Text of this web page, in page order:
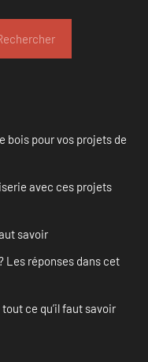
bois pour vos projets de
avec ces projets
savoir
Les réponses dans cet
ce qu’il faut savoir